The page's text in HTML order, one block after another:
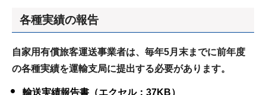
各種実績の報告
自家用有償旅客運送事業者は、毎年5月末までに前年度
の各種実績を運輸支局に提出する必要があります。
輸送実績報告書（エクセル：37KB）